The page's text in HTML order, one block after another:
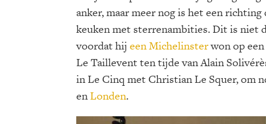
anker, maar meer nog is het een
keuken met sterrenambities. Dit is niet
voordat hij een Michelinsterwon op
Le Taillevent ten tijde van Alain
in Le Cinq met Christian Le Squer, om
enLonden.